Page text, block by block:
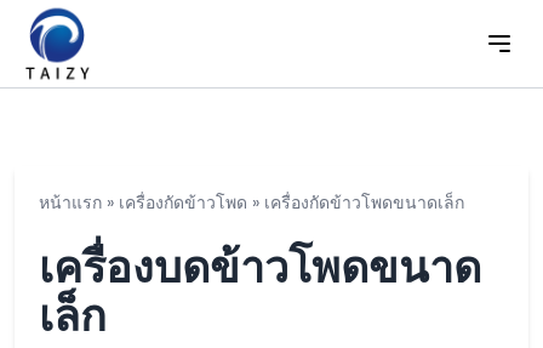
หน้าแรก » เครื่องกัดข้าวโพด » เครื่องกัดข้าวโพดขนาดเล็ก
เครื่องบดข้าวโพดขนาด
เล็ก